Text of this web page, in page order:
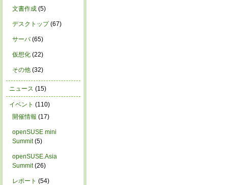
文書作成 (5)
デスクトップ(67)
サーバ(65)
仮想化 (22)
その他 (32)
ニュース (15)
イベント (110)
開催情報 (17)
openSUSE mini
Summit(5)
openSUSE.Asia
Summit(26)
レポート (54)